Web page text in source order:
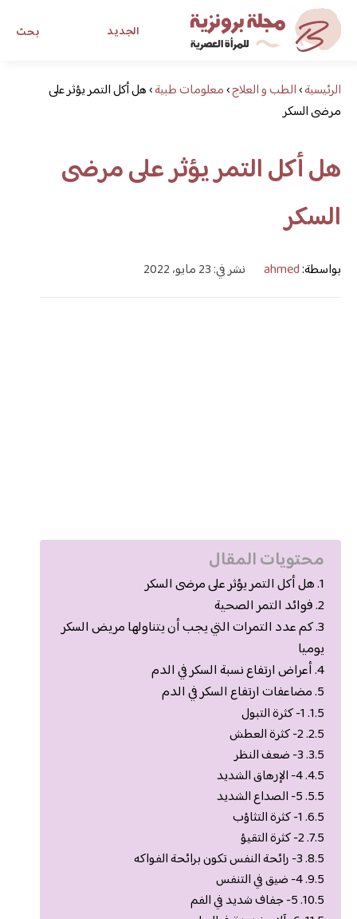
بحث الجديد
مجلة برونزية للفتاة العصريةالرئيسية›الطب و العلاج›معلومات طبية›هل أكل التمر يؤثر على
مرضى السكر
هل أكل التمر يؤثر على مرضى
السكر
بواسطة:ahmed نشر في: 23 مايو، 2022
محتويات المقال
هل أكل التمر يؤثر على مرضى السكر
فوائد التمر الصحية
كم عدد التمرات التي يجب أن يتناولها مريض السكر
يوميا
أعراض ارتفاع نسبة السكر في الدم
مضاعفات ارتفاع السكر في الدم
1- كثرة التبول
2- كثرة العطش
3- ضعف النظر
4- الإرهاق الشديد
5- الصداع الشديد
1- كثرة التثاؤب
2- كثرة التقيؤ
3- رائحة النفس تكون برائحة الفواكه
4- ضيق في التنفس
5- جفاف شديد في الفم